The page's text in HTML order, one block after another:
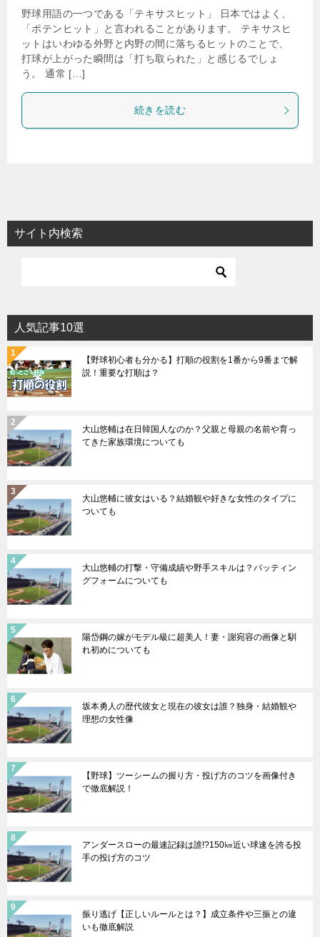
野球用語の一つである「テキサスヒット」 日本ではよく、
「ポテンヒット」と言われることがあります。 テキサスヒ
ットはいわゆる外野と内野の間に落ちるヒットのことで、
打球が上がった瞬間は「打ち取られた」と感じるでしょ
う。 通常 […]
続きを読む
サイト内検索
人気記事10選
【野球初心者も分かる】打順の役割を1番から9番まで解
説！重要な打順は？
大山悠輔は在日韓国人なのか？父親と母親の名前や育っ
てきた家族環境についても
大山悠輔に彼女はいる？結婚観や好きな女性のタイプに
ついても
大山悠輔の打撃・守備成績や野手スキルは？バッティン
グフォームについても
陽岱鋼の嫁がモデル級に超美人！妻・謝宛容の画像と馴
れ初めについても
坂本勇人の歴代彼女と現在の彼女は誰？独身・結婚観や
理想の女性像
【野球】ツーシームの握り方・投げ方のコツを画像付き
で徹底解説！
アンダースローの最速記録は誰!?150㎞近い球速を誇る投
手の投げ方のコツ
振り逃げ【正しいルールとは？】成立条件や三振との違
いも徹底解説